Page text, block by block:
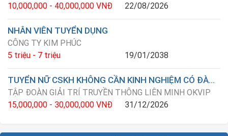
10,000,000 - 40,000,000 VNĐ
22/08/2026
NHÂN VIÊN TUYỂN DỤNG
CÔNG TY KIM PHÚC
5 triệu - 7 triệu
19/01/2038
TUYỂN NỮ CSKH KHÔNG CẦN KINH NGHIỆM CÓ ĐÀO TẠO ( LÀM ONLINE TẠI NHÀ )
TẬP ĐOÀN GIẢI TRÍ TRUYỀN THÔNG LIÊN MINH OKVIP
15,000,000 - 30,000,000 VNĐ
31/12/2026